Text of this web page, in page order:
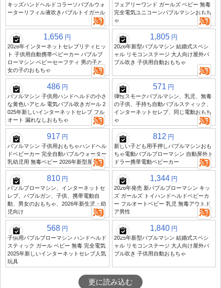
キッズハンドヘルドコラーソバブルウォ
ーターリフィル液吹きバブルトイガール
フェアリーワンド ガールズ ベビー 無毒
完全電気ユニコーンバブルマシンおもち
ゃ
1,656 円
2026年インターネットセレブリティヒッ
ト 子供用自動携帯ベビーカー バブルブ
ローマシン ベビーセーフティ 男の子と
女の子のおもちゃ
1,805 円
2026年新型バブルマシン 結婚式スペシ
ャル リモコンステージ 大人向け屋外バ
ブル吹き 子供用自動おもちゃ
486 円
バブルマシン 子供用ハンドヘルドの小さ
な黄色いアヒル 電気バブル吹きガール 2
025年新しいインターネットセレブ フル
オート 漏れなしおもちゃ
571 円
弾性スモークバブルマシン、乳児、無毒
の子供、手持ち自動バブルスティック、
インターネットセレブ、同じ電動おもち
ゃ
917 円
バブルマシン 子供用おもちゃハンドヘル
ドベビーカー 完全自動バブルウォーター
乳幼児用 無毒ベビー 2026年新型屋外
812 円
新しい子ども用手押しバブルマシンおも
ちゃ電動バブルブローマシン 自動屋外ト
ドラー携帯電動ベビーカー
810 円
バブルブローマシン、インターネットセ
レブ、バブルガン、子供、携帯電動自
動、男女のおもちゃ、2026年新生児・幼
児向け
1,344 円
2026年発売 新バブルブローマシン キッ
ズ ガールズ トイハンドヘルドベビーカ
ー フルオートベビー 乳児 無毒アウトド
ア男性
568 円
子供用バブルブローマシン ハンドヘルド
スティック ガール ベビー 無毒 完全電気
2025年新しいインターネットセレブ人気
玩具
1,840 円
2025年新型バブルマシン 結婚式スペシ
ャル リモコンステージ 大人向け屋外バ
ブル吹き 子供用自動おもちゃ
更に読み込む